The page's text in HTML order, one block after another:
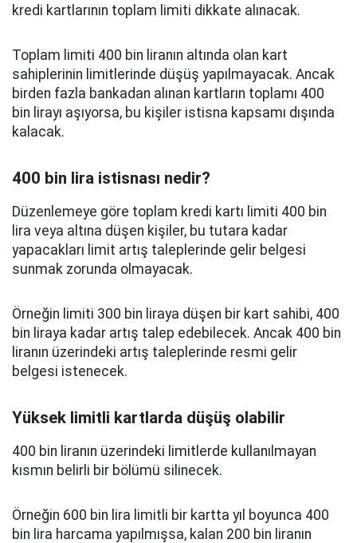
kredi kartlarının toplam limiti dikkate alınacak.
Toplam limiti 400 bin liranın altında olan kart
sahiplerinin limitlerinde düşüş yapılmayacak. Ancak
birden fazla bankadan alınan kartların toplamı 400
bin lirayı aşıyorsa, bu kişiler istisna kapsamı dışında
kalacak.
400 bin lira istisnası nedir?
Düzenlemeye göre toplam kredi kartı limiti 400 bin
lira veya altına düşen kişiler, bu tutara kadar
yapacakları limit artış taleplerinde gelir belgesi
sunmak zorunda olmayacak.
Örneğin limiti 300 bin liraya düşen bir kart sahibi, 400
bin liraya kadar artış talep edebilecek. Ancak 400 bin
liranın üzerindeki artış taleplerinde resmi gelir
belgesi istenecek.
Yüksek limitli kartlarda düşüş olabilir
400 bin liranın üzerindeki limitlerde kullanılmayan
kısmın belirli bir bölümü silinecek.
Örneğin 600 bin lira limitli bir kartta yıl boyunca 400
bin lira harcama yapılmışsa, kalan 200 bin liranın